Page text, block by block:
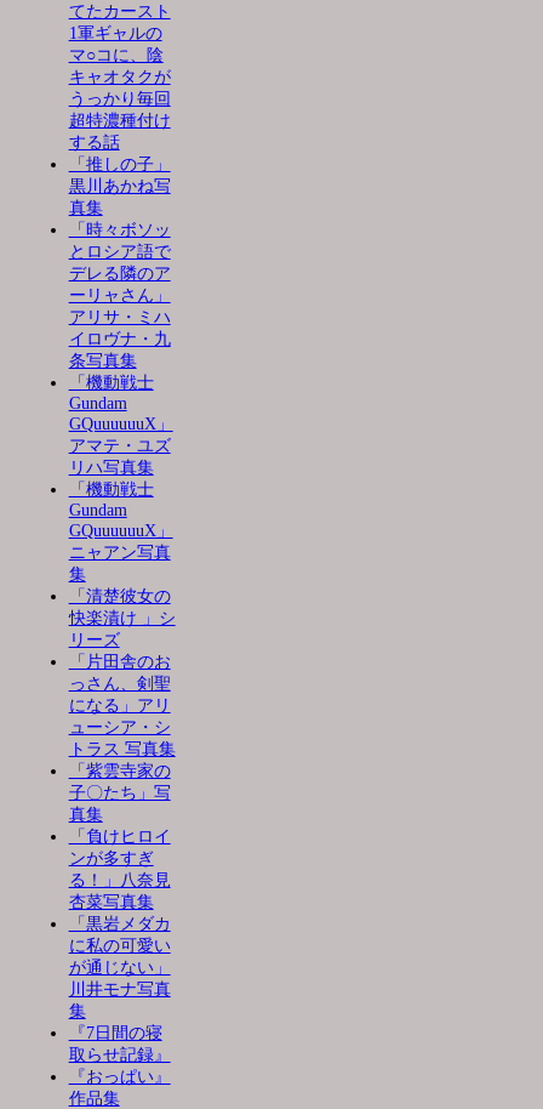
てたカースト
1軍ギャルの
マ○コに、陰
キャオタクが
うっかり毎回
超特濃種付け
する話
「推しの子」
黒川あかね写
真集
「時々ボソッ
とロシア語で
デレる隣のア
ーリャさん」
アリサ・ミハ
イロヴナ・九
条写真集
「機動戦士
Gundam
GQuuuuuuX」
アマテ・ユズ
リハ写真集
「機動戦士
Gundam
GQuuuuuuX」
ニャアン写真
集
「清楚彼女の
快楽漬け 」シ
リーズ
「片田舎のお
っさん、剣聖
になる」アリ
ューシア・シ
トラス 写真集
「紫雲寺家の
子〇たち」写
真集
「負けヒロイ
ンが多すぎ
る！」八奈見
杏菜写真集
「黒岩メダカ
に私の可愛い
が通じない」
川井モナ写真
集
『7日間の寝
取らせ記録』
『おっぱい』
作品集